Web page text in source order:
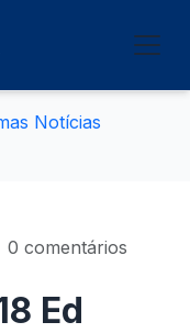
Notícias
0 comentários
Ed